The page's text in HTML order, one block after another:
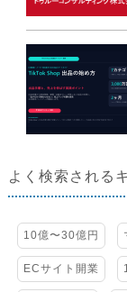
よく検索される
10億〜30億円
ECサイト開業